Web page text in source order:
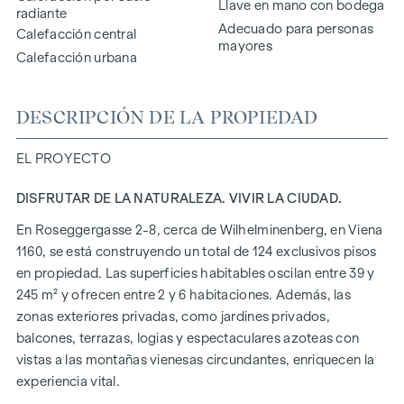
radiante
Calefacción central
Calefacción urbana
Llave en mano con bodega
Adecuado para personas
mayores
DESCRIPCIÓN DE LA PROPIEDAD
EL PROYECTO
DISFRUTAR DE LA NATURALEZA. VIVIR LA CIUDAD.
En Roseggergasse 2-8, cerca de Wilhelminenberg, en Viena
1160, se está construyendo un total de 124 exclusivos pisos
en propiedad. Las superficies habitables oscilan entre 39 y
245 m² y ofrecen entre 2 y 6 habitaciones. Además, las
zonas exteriores privadas, como jardines privados,
balcones, terrazas, logias y espectaculares azoteas con
vistas a las montañas vienesas circundantes, enriquecen la
experiencia vital.